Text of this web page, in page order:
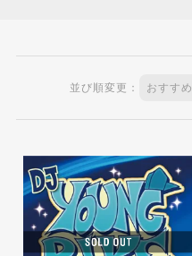
並び順変更： おすす